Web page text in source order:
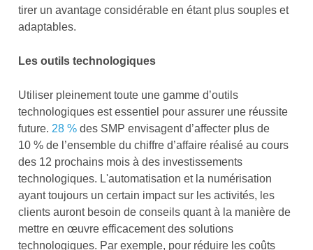
tirer un avantage considérable en étant plus souples et
adaptables.
Les outils technologiques
Utiliser pleinement toute une gamme d’outils
technologiques est essentiel pour assurer une réussite
future. 28 % des SMP envisagent d’affecter plus de
10 % de l’ensemble du chiffre d’affaire réalisé au cours
des 12 prochains mois à des investissements
technologiques. L'automatisation et la numérisation
ayant toujours un certain impact sur les activités, les
clients auront besoin de conseils quant à la manière de
mettre en œuvre efficacement des solutions
technologiques. Par exemple, pour réduire les coûts